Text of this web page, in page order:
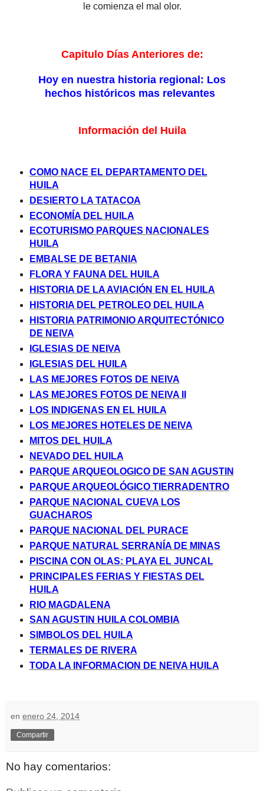
le comienza el mal olor.
Capitulo Días Anteriores de:
Hoy en nuestra historia regional: Los
hechos históricos mas relevantes
Información del Huila
COMO NACE EL DEPARTAMENTO DEL
HUILA
DESIERTO LA TATACOA
ECONOMÍA DEL HUILA
ECOTURISMO PARQUES NACIONALES
HUILA
EMBALSE DE BETANIA
FLORA Y FAUNA DEL HUILA
HISTORIA DE LA AVIACIÓN EN EL HUILA
HISTORIA DEL PETROLEO DEL HUILA
HISTORIA PATRIMONIO ARQUITECTÓNICO
DE NEIVA
IGLESIAS DE NEIVA
IGLESIAS DEL HUILA
LAS MEJORES FOTOS DE NEIVA
LAS MEJORES FOTOS DE NEIVA II
LOS INDIGENAS EN EL HUILA
LOS MEJORES HOTELES DE NEIVA
MITOS DEL HUILA
NEVADO DEL HUILA
PARQUE ARQUEOLOGICO DE SAN AGUSTIN
PARQUE ARQUEOLÓGICO TIERRADENTRO
PARQUE NACIONAL CUEVA LOS
GUACHAROS
PARQUE NACIONAL DEL PURACE
PARQUE NATURAL SERRANÍA DE MINAS
PISCINA CON OLAS: PLAYA EL JUNCAL
PRINCIPALES FERIAS Y FIESTAS DEL
HUILA
RIO MAGDALENA
SAN AGUSTIN HUILA COLOMBIA
SIMBOLOS DEL HUILA
TERMALES DE RIVERA
TODA LA INFORMACION DE NEIVA HUILA
en enero 24, 2014
Compartir
No hay comentarios: